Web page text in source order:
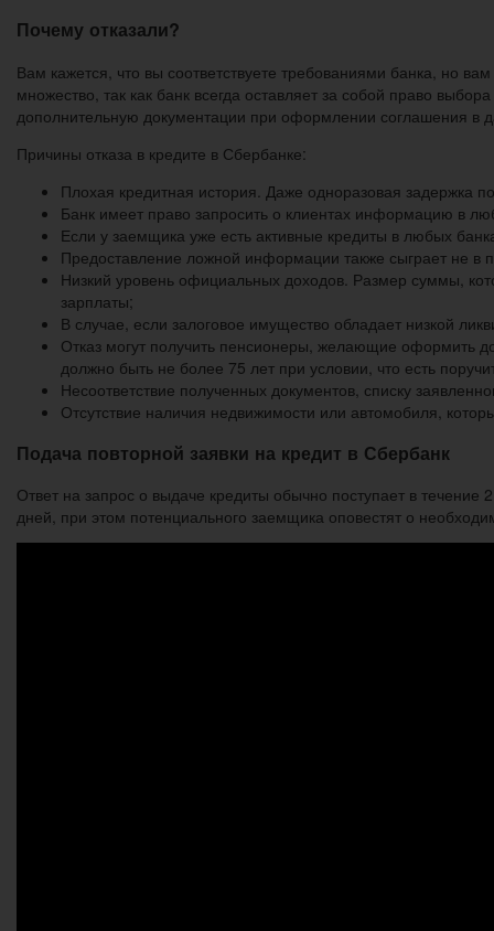
Почему отказали?
Вам кажется, что вы соответствуете требованиями банка, но
множество, так как банк всегда оставляет за собой право
дополнительную документации при оформлении соглашения в
Причины отказа в кредите в Сбербанке:
Плохая кредитная история. Даже одноразовая задержка
Банк имеет право запросить о клиентах информацию в
Если у заемщика уже есть активные кредиты в любых
Предоставление ложной информации также сыграет не в
Низкий уровень официальных доходов. Размер суммы,
зарплаты;
В случае, если залоговое имущество обладает низкой
Отказ могут получить пенсионеры, желающие оформить
должно быть не более 75 лет при условии, что есть
Несоответствие полученных документов, списку
Отсутствие наличия недвижимости или автомобиля,
Подача повторной заявки на кредит в Сбербанк
Ответ на запрос о выдаче кредиты обычно поступает в
дней, при этом потенциального заемщика оповестят о